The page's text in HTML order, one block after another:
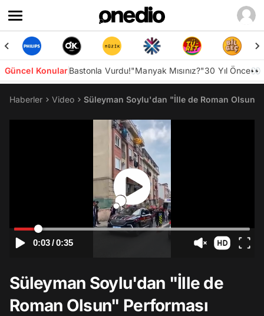
Güncel KonularBastonla Vurdu!"Manyak Mısınız?"30 Yıl Önce👀
Haberler Video Süleyman Soylu'dan "İlle de Roman Olsun"
0:03/0:35
Süleyman Soylu'dan "İlle de
Roman Olsun" Performası